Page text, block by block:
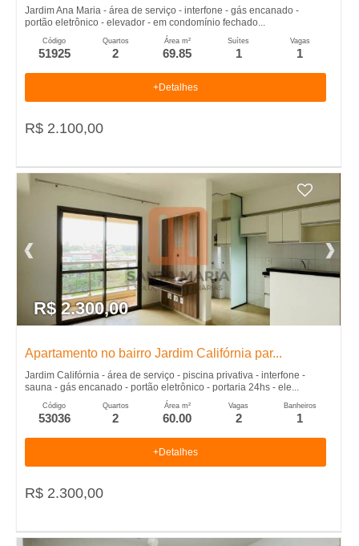
Jardim Ana Maria - área de serviço - interfone - gás encanado -
portão eletrônico - elevador - em condomínio fechado...
Código
51925
Quartos
2
Área m²
69.85
Suítes
1
Vagas
1
+Detalhes
R$ 2.100,00
R$ 2.300,00
Apartamento no bairro Jardim Califórnia par...
Jardim Califórnia - área de serviço - piscina privativa - interfone -
sauna - gás encanado - portão eletrônico - portaria 24hs - ele...
Código
53036
Quartos
2
Área m²
60.00
Vagas
2
Banheiros
1
+Detalhes
R$ 2.300,00